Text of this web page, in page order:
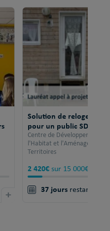
+
Solution de relogement
pour un public SDF
Centre de Développement
l'Habitat et l'Aménagement
Territoires
2 420€ sur 15 000€
37 jours restants !